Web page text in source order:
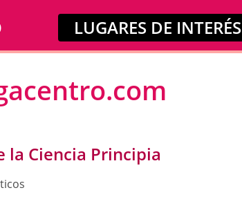
LUGARES DE INTERÉS
la Ciencia Principia